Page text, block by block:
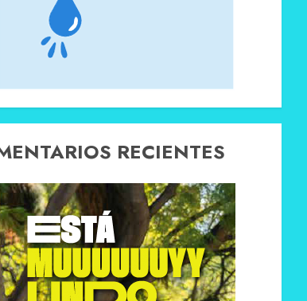
RECIENTES